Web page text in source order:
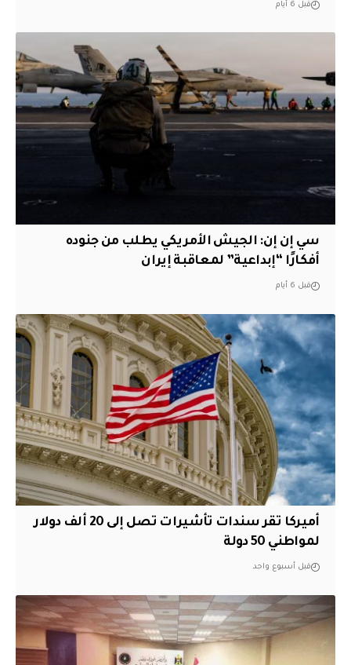
قبل 6 أيام
سي إن إن: الجيش الأمريكي يطلب من جنوده
أفكارًا “إبداعية” لمعاقبة إيران
قبل 6 أيام
أميركا تقر سندات تأشيرات تصل إلى 20 ألف دولار
لمواطني 50 دولة
قبل أسبوع واحد